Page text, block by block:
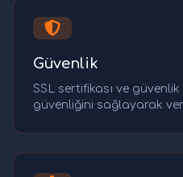
Güvenlik
SSL sertifikası ve
güvenliğini sağlayarak